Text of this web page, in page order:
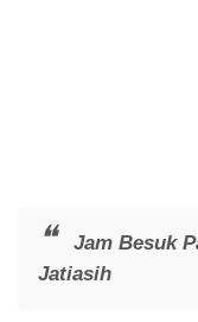
Jam Besuk
Jatiasih